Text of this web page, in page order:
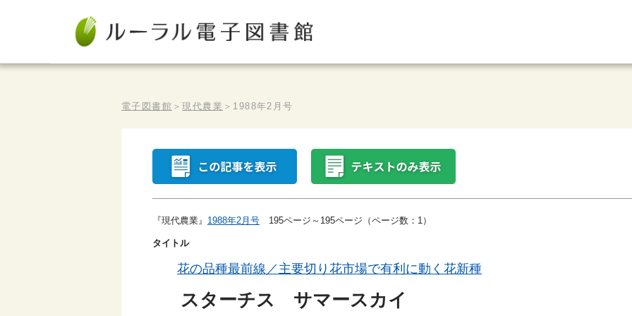
電子図書館 ＞現代農業 ＞ 1988年2月号
『現代農業』 1988年2月号 195ページ～195ページ（ページ数：1）
タイトル
花の品種最前線／主要切り花市場で有利に動く花新種
スターチス サマースカイ